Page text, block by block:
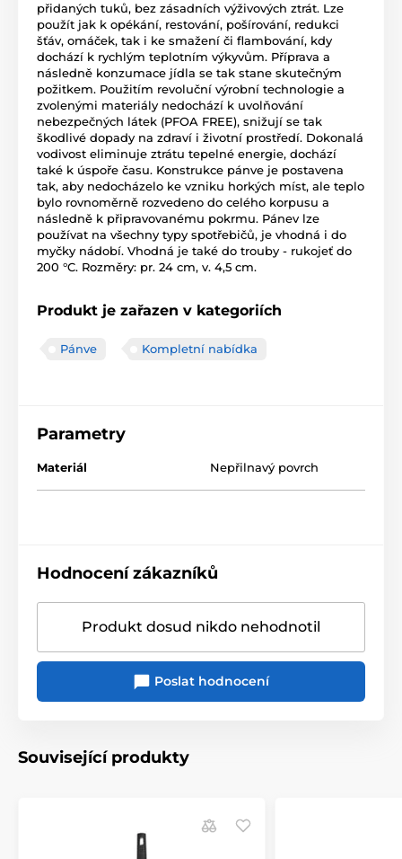
přidaných tuků, bez zásadních výživových ztrát. Lze
použít jak k opékání, restování, pošírování, redukci
šťáv, omáček, tak i ke smažení či flambování, kdy
dochází k rychlým teplotním výkyvům. Příprava a
následně konzumace jídla se tak stane skutečným
požitkem. Použitím revoluční výrobní technologie a
zvolenými materiály nedochází k uvolňování
nebezpečných látek (PFOA FREE), snižují se tak
škodlivé dopady na zdraví i životní prostředí. Dokonalá
vodivost eliminuje ztrátu tepelné energie, dochází
také k úspoře času. Konstrukce pánve je postavena
tak, aby nedocházelo ke vzniku horkých míst, ale teplo
bylo rovnoměrně rozvedeno do celého korpusu a
následně k připravovanému pokrmu. Pánev lze
používat na všechny typy spotřebičů, je vhodná i do
myčky nádobí. Vhodná je také do trouby - rukojeť do
200 °C. Rozměry: pr. 24 cm, v. 4,5 cm.
Produkt je zařazen v kategoriích
Pánve Kompletní nabídka
Parametry
Materiál Nepřilnavý povrch
Hodnocení zákazníků
Produkt dosud nikdo nehodnotil
Poslat hodnocení
Související produkty